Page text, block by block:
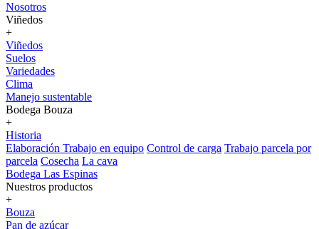
Nosotros
Viñedos
+
Viñedos
Suelos
Variedades
Clima
Manejo sustentable
Bodega Bouza
+
Historia
Elaboración Trabajo en equipo Control de carga Trabajo parcela por
parcela Cosecha La cava
Bodega Las Espinas
Nuestros productos
+
Bouza
Pan de azúcar